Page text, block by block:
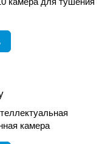
камера